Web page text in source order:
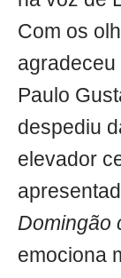
Com os
agradeceu
Paulo
despediu
elevador
Domingão
emociona